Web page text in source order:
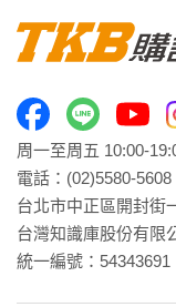
周一至周五 10:00-
電話： (02)5580-5608
台北市中正區開封街
台灣知識庫股份有限
統一編號：54343691